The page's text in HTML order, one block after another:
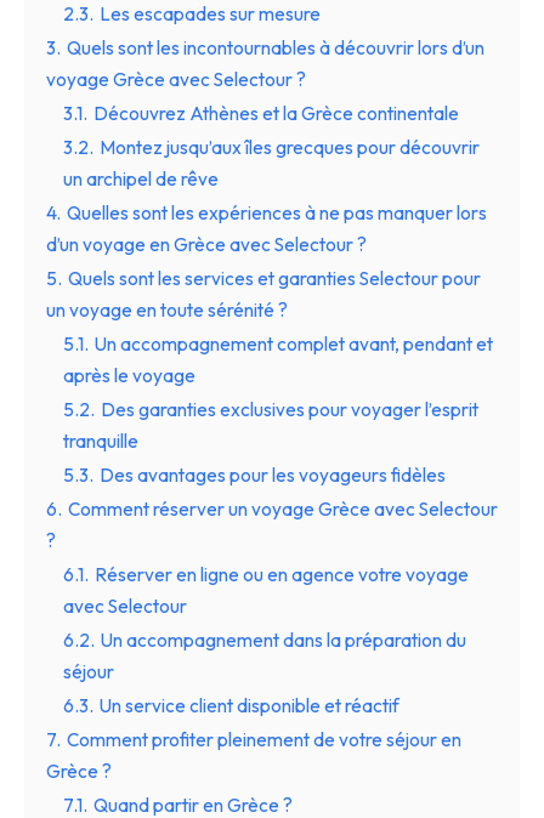
2.3. Les escapades sur mesure
3. Quels sont les incontournables à découvrir lors d’un
voyage Grèce avec Selectour ?
3.1. Découvrez Athènes et la Grèce continentale
3.2. Montez jusqu’aux îles grecques pour découvrir
un archipel de rêve
4. Quelles sont les expériences à ne pas manquer lors
d’un voyage en Grèce avec Selectour ?
5. Quels sont les services et garanties Selectour pour
un voyage en toute sérénité ?
5.1. Un accompagnement complet avant, pendant et
après le voyage
5.2. Des garanties exclusives pour voyager l’esprit
tranquille
5.3. Des avantages pour les voyageurs fidèles
6. Comment réserver un voyage Grèce avec Selectour
?
6.1. Réserver en ligne ou en agence votre voyage
avec Selectour
6.2. Un accompagnement dans la préparation du
séjour
6.3. Un service client disponible et réactif
7. Comment profiter pleinement de votre séjour en
Grèce ?
7.1. Quand partir en Grèce ?